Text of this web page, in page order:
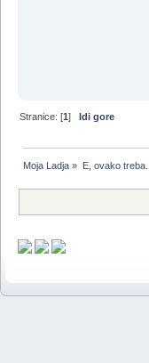
Stranice: [1] Idi gore
Moja Ladja » E, ovako treba...